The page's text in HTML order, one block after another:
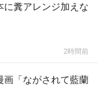
に糞アレンジ加えな
2時間前
画「ながされて藍蘭